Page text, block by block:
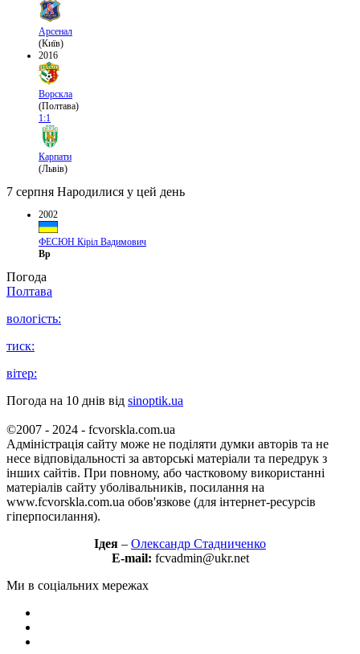
Арсенал
(Київ)
2016
Ворскла
(Полтава)
1:1
Карпати
(Львів)
7 серпня Народилися у цей день
2002
ФЕСЮН Кіріл Вадимович
Вр
Погода
Полтава
вологість:
тиск:
вітер:
Погода на 10 днів від sinoptik.ua
©2007 - 2024 - fcvorskla.com.ua
Адміністрація сайту може не поділяти думки авторів та не
несе відповідальності за авторські матеріали та передрук з
інших сайтів. При повному, або частковому використанні
матеріалів сайту уболівальників, посилання на
www.fcvorskla.com.ua обов'язкове (для інтернет-ресурсів
гіперпосилання).
Ідея – Олександр Стадниченко
E-mail: fcvadmin@ukr.net
Ми в соціальних мережах